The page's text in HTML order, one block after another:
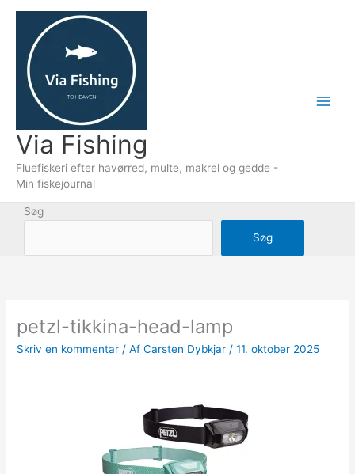
indholdet
Via Fishing
Fluefiskeri efter havørred, multe, makrel og gedde -
Min fiskejournal
Søg
Søg
petzl-tikkina-head-lamp
Skriv en kommentar / AfCarsten Dybkjar /11. oktober 2025